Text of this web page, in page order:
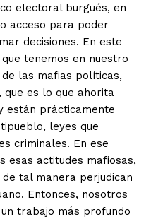
electoral burgués, en
acceso para poder
decisiones. En este
tenemos en nuestro
las mafias políticas,
es lo que ahorita
están prácticamente
leyes que
criminales. En ese
esas actitudes mafiosas,
tal manera perjudican
Entonces, nosotros
trabajo más profundo